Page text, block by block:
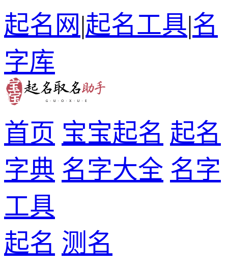
起名网|起名工具|名
字库
首页 宝宝起名 起名
字典 名字大全 名字
工具
起名 测名